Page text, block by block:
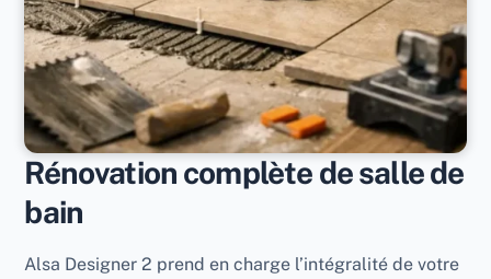
Rénovation complète de salle de
bain
Alsa Designer 2 prend en charge l’intégralité de votre